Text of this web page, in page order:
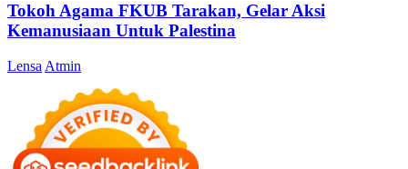
Tokoh Agama FKUB Tarakan, Gelar Aksi
Kemanusiaan Untuk Palestina
Lensa Atmin